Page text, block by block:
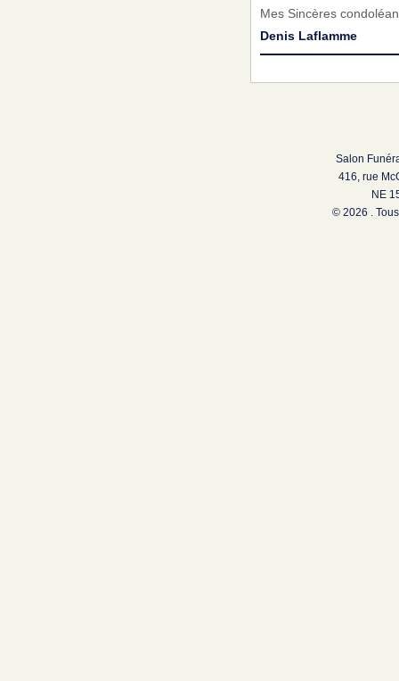
Mes Sincères
Denis Laflamme
Salon
416, rue
NE
© 2026 .